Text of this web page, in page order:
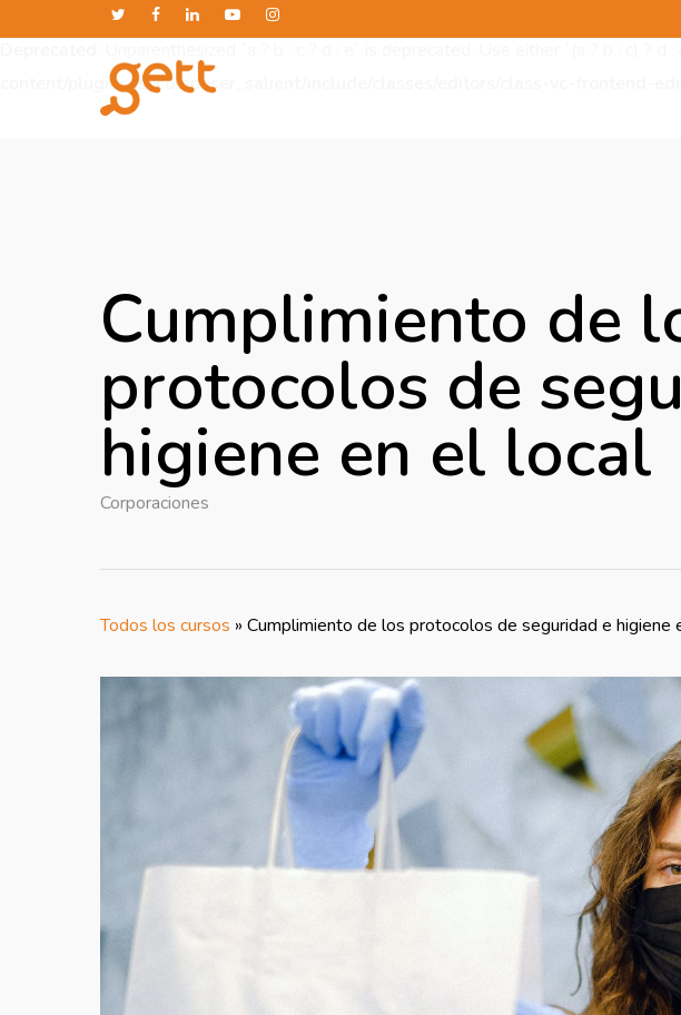
content/plugins/js_composer_salient/include/classes/editors/class-vc-frontend-
Cumplimiento de
protocolos de
higiene en el local
Corporaciones
Todos los cursos » Cumplimiento de los protocolos de seguridad e higiene